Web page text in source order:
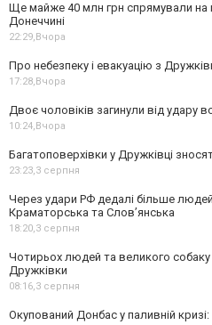
Ще майже 40 млн грн спрямували на
Донеччині
22:29,Вчора
Про небезпеку і евакуацію з
17:28,Вчора
Двоє чоловіків загинули від удару
10:24,Вчора
Багатоповерхівки у Дружківці
23:23,3 серпня
Через удари РФ дедалі більше
Краматорська та Слов’янська
18:20,3 серпня
Чотирьох людей та великого
Дружківки
08:16,3 серпня
Окупований Донбас у паливній кризі: